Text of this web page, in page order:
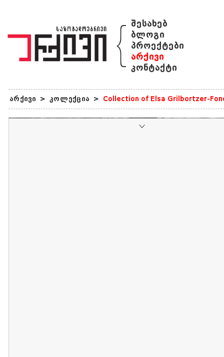
{ შესახებ
ბლოგი
პროექტები
არქივი
კონტაქტი
არქივი > კოლექცია > Collection of Elsa Grilbortzer-